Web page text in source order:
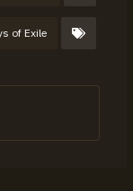
of Exile